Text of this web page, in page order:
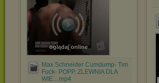
oglądaj online
Max Schneider Cumdump- Tim
Fuck- POPP, ZLEWNIA DLA
WIE....mp4